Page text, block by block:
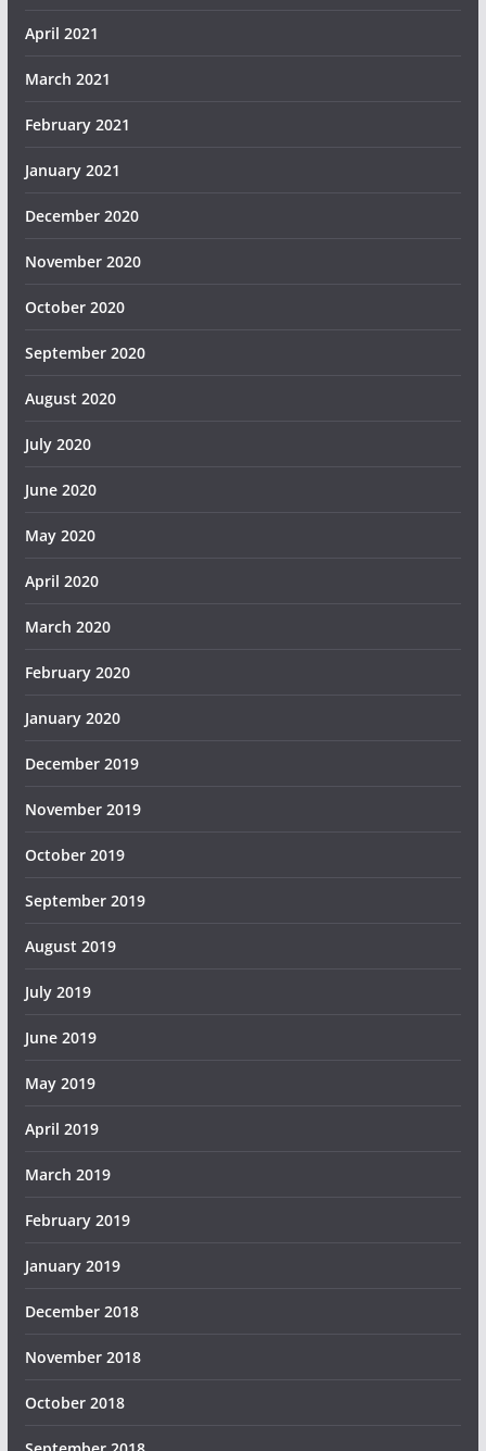
April 2021
March 2021
February 2021
January 2021
December 2020
November 2020
October 2020
September 2020
August 2020
July 2020
June 2020
May 2020
April 2020
March 2020
February 2020
January 2020
December 2019
November 2019
October 2019
September 2019
August 2019
July 2019
June 2019
May 2019
April 2019
March 2019
February 2019
January 2019
December 2018
November 2018
October 2018